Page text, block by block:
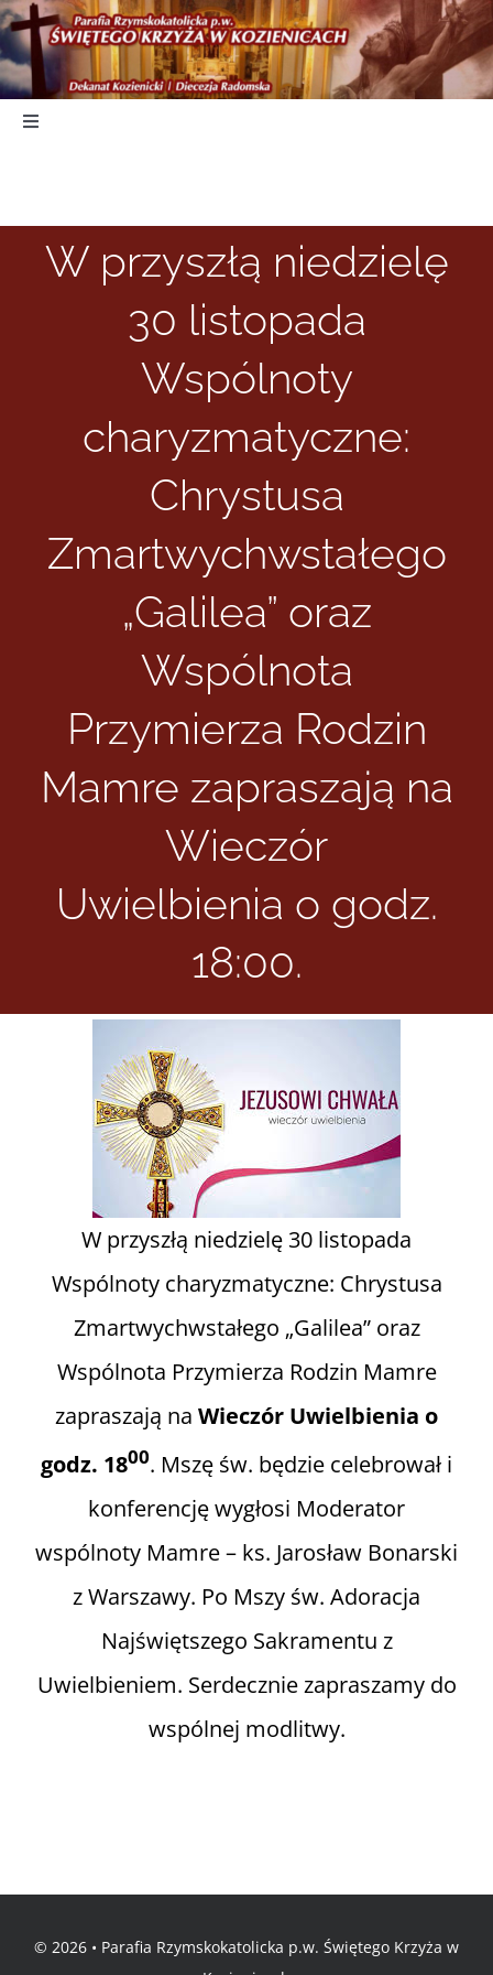
Skip
to
content
Toggle
Duszpasterstwo
Nabożeństwa
Informacje i media katolickie
Nasza parafia i lokalne wspólnoty
Zamówienia Publiczne
W przyszłą niedzielę
30 listopada
Wspólnoty
charyzmatyczne:
Chrystusa
Zmartwychwstałego
„Galilea” oraz
Wspólnota
Przymierza Rodzin
Mamre zapraszają na
Wieczór
Uwielbienia o godz.
18:00.
W przyszłą niedzielę 30 listopada
Wspólnoty charyzmatyczne: Chrystusa
Zmartwychwstałego „Galilea” oraz
Wspólnota Przymierza Rodzin Mamre
zapraszają na Wieczór Uwielbienia o
godz. 1800. Mszę św. będzie celebrował i
konferencję wygłosi Moderator
wspólnoty Mamre – ks. Jarosław Bonarski
z Warszawy. Po Mszy św. Adoracja
Najświętszego Sakramentu z
Uwielbieniem. Serdecznie zapraszamy do
wspólnej modlitwy.
© 2026 • Parafia Rzymskokatolicka p.w. Świętego Krzyża w